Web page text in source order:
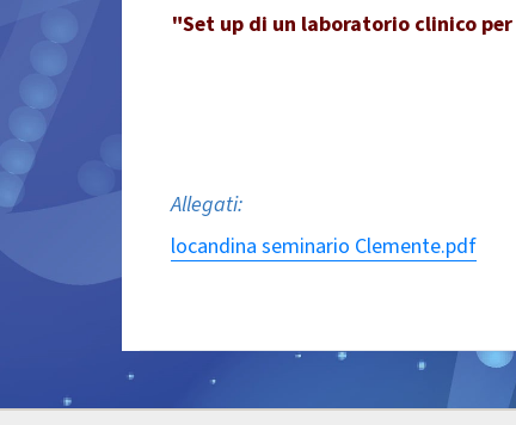
"Set up di un laboratorio clinico
Allegati:
locandina seminario Clemente.pdf